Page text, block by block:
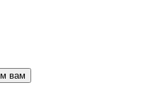
вам